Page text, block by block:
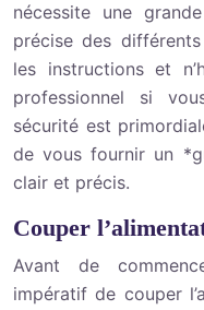
nécessite une
précise des
les instructions et
professionnel si
sécurité est
de vous fournir un
clair et précis.
Couper
Avant de
impératif de couper